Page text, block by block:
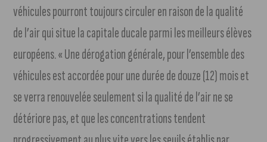
véhicules pourront toujours circuler en raison de la qualité
de l’air qui situe la capitale ducale parmi les meilleurs élèves
européens. « Une dérogation générale, pour l’ensemble des
véhicules est accordée pour une durée de douze (12) mois et
se verra renouvelée seulement si la qualité de l’air ne se
détériore pas, et que les concentrations tendent